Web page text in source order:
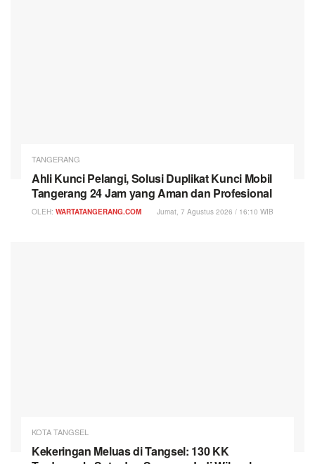
TANGERANG
Ahli Kunci Pelangi, Solusi Duplikat Kunci Mobil
Tangerang 24 Jam yang Aman dan Profesional
OLEH: WARTATANGERANG.COM Jumat, 7 Agustus 2026 / 16:10 WIB
KOTA TANGSEL
Kekeringan Meluas di Tangsel: 130 KK